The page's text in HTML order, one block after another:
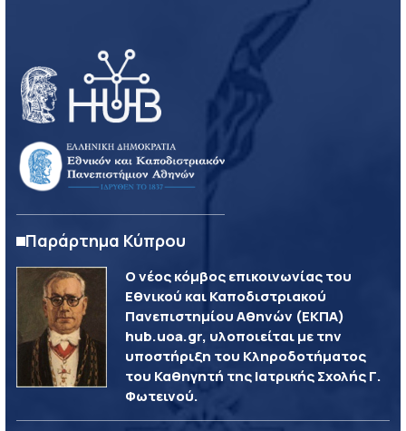
Παράρτημα Κύπρου
Ο νέος κόμβος επικοινωνίας του
Εθνικού και Καποδιστριακού
Πανεπιστημίου Αθηνών (ΕΚΠΑ)
hub.uoa.gr, υλοποιείται με την
υποστήριξη του Κληροδοτήματος
του Καθηγητή της Ιατρικής Σχολής Γ.
Φωτεινού.